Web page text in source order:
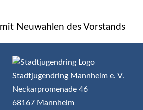
mit Neuwahlen des Vorstands
Stadtjugendring Mannheim e. V.
Neckarpromenade 46
68167 Mannheim